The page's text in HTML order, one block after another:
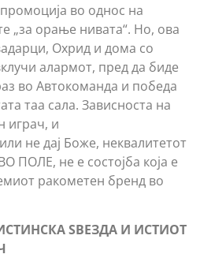
во однос на
„за орање нивата“. Но, ова
Охрид и дома со
алармот, пред да биде
во Автокоманда и победа
таа сала. Зависноста на
играч, и
не дај Боже, неквалитетот
ПОЛЕ, не е состојба која е
ракометен бренд во
ЅВЕЗДА И ИСТИОТ